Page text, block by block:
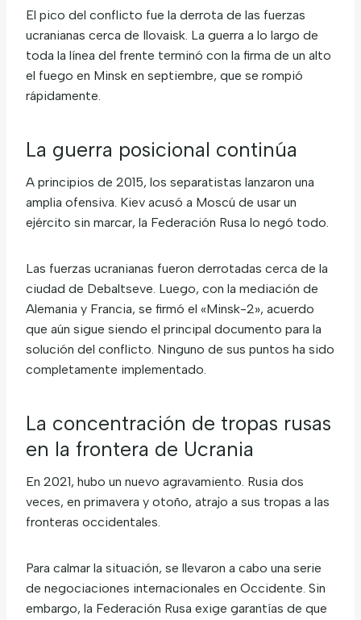
El pico del conflicto fue la derrota de las fuerzas
ucranianas cerca de Ilovaisk. La guerra a lo largo de
toda la línea del frente terminó con la firma de un alto
el fuego en Minsk en septiembre, que se rompió
rápidamente.
La guerra posicional continúa
A principios de 2015, los separatistas lanzaron una
amplia ofensiva. Kiev acusó a Moscú de usar un
ejército sin marcar, la Federación Rusa lo negó todo.
Las fuerzas ucranianas fueron derrotadas cerca de la
ciudad de Debaltseve. Luego, con la mediación de
Alemania y Francia, se firmó el «Minsk-2», acuerdo
que aún sigue siendo el principal documento para la
solución del conflicto. Ninguno de sus puntos ha sido
completamente implementado.
La concentración de tropas rusas
en la frontera de Ucrania
En 2021, hubo un nuevo agravamiento. Rusia dos
veces, en primavera y otoño, atrajo a sus tropas a las
fronteras occidentales.
Para calmar la situación, se llevaron a cabo una serie
de negociaciones internacionales en Occidente. Sin
embargo, la Federación Rusa exige garantías de que